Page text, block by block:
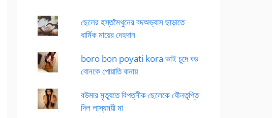
ছেলের হস্তমৈথুনের বদঅভ্যাস ছাড়াতে
ধার্মিক মায়ের দেহদান
boro bon poyati kora ভাই চুদে বড়
বোনকে পোয়াতি বানায়
বউমার মৃত্যুতে বিপত্নীক ছেলেকে যৌনতৃপ্তি
দিল লাস্যময়ী মা